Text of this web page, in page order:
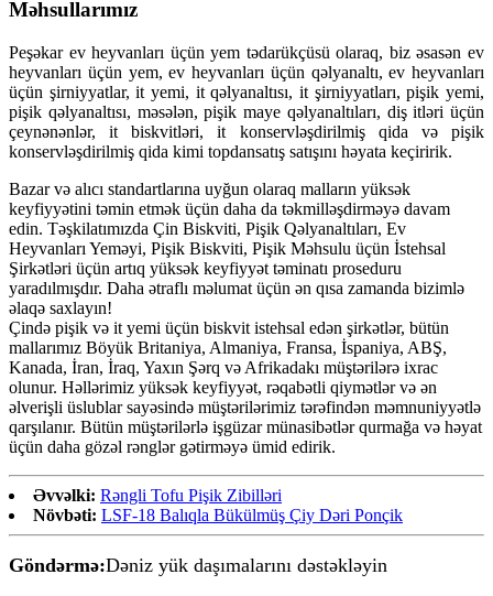
Məhsullarımız
Peşəkar ev heyvanları üçün yem tədarükçüsü olaraq, biz əsasən ev
heyvanları üçün yem, ev heyvanları üçün qəlyanaltı, ev heyvanları
üçün şirniyyatlar, it yemi, it qəlyanaltısı, it şirniyyatları, pişik yemi,
pişik qəlyanaltısı, məsələn, pişik maye qəlyanaltıları, diş itləri üçün
çeynənənlər, it biskvitləri, it konservləşdirilmiş qida və pişik
konservləşdirilmiş qida kimi topdansatış satışını həyata keçiririk.
Bazar və alıcı standartlarına uyğun olaraq malların yüksək
keyfiyyətini təmin etmək üçün daha da təkmilləşdirməyə davam
edin. Təşkilatımızda Çin Biskviti, Pişik Qəlyanaltıları, Ev
Heyvanları Yeməyi, Pişik Biskviti, Pişik Məhsulu üçün İstehsal
Şirkətləri üçün artıq yüksək keyfiyyət təminatı proseduru
yaradılmışdır. Daha ətraflı məlumat üçün ən qısa zamanda bizimlə
əlaqə saxlayın!
Çində pişik və it yemi üçün biskvit istehsal edən şirkətlər, bütün
mallarımız Böyük Britaniya, Almaniya, Fransa, İspaniya, ABŞ,
Kanada, İran, İraq, Yaxın Şərq və Afrikadakı müştərilərə ixrac
olunur. Həllərimiz yüksək keyfiyyət, rəqabətli qiymətlər və ən
əlverişli üslublar sayəsində müştərilərimiz tərəfindən məmnuniyyətlə
qarşılanır. Bütün müştərilərlə işgüzar münasibətlər qurmağa və həyat
üçün daha gözəl rənglər gətirməyə ümid edirik.
Əvvəlki: Rəngli Tofu Pişik Zibilləri
Növbəti: LSF-18 Balıqla Bükülmüş Çiy Dəri Ponçik
Göndərmə:Dəniz yük daşımalarını dəstəkləyin